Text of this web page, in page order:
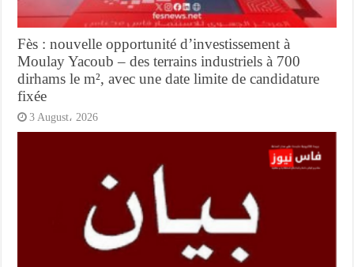
Fès : nouvelle opportunité d’investissement à
Moulay Yacoub – des terrains industriels à 700
dirhams le m², avec une date limite de candidature
fixée
3 August، 2026